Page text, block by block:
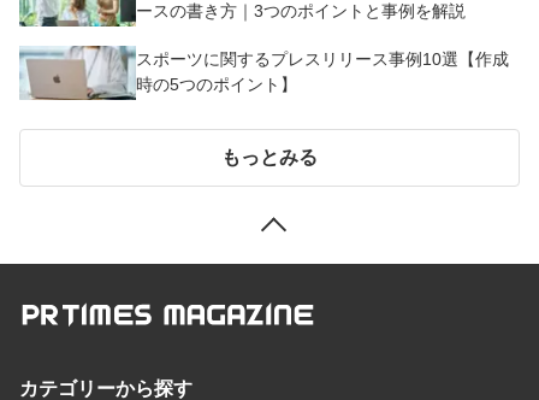
ースの書き方｜3つのポイントと事例を解説
スポーツに関するプレスリリース事例10選【作成
時の5つのポイント】
もっとみる
カテゴリーから探す